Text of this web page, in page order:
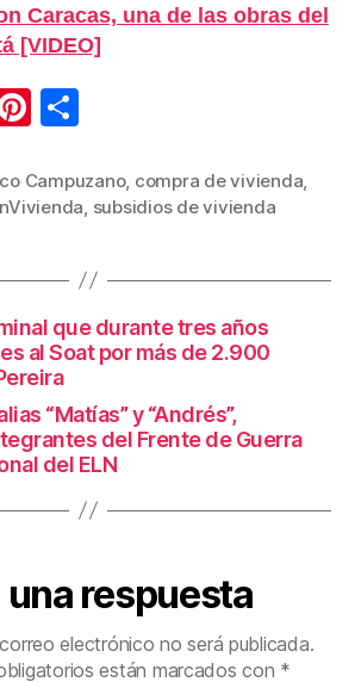
Caracas, una de las obras del
[VIDEO]
Pi
er
e
m
p
ar
tir
Campuzano, compra de vivienda
subsidios de vivienda
que durante tres años
al Soat por más de 2.900
“Matías” y “Andrés”,
del Frente de Guerra
del ELN
una respuesta
electrónico no será publicada.
están marcados con *